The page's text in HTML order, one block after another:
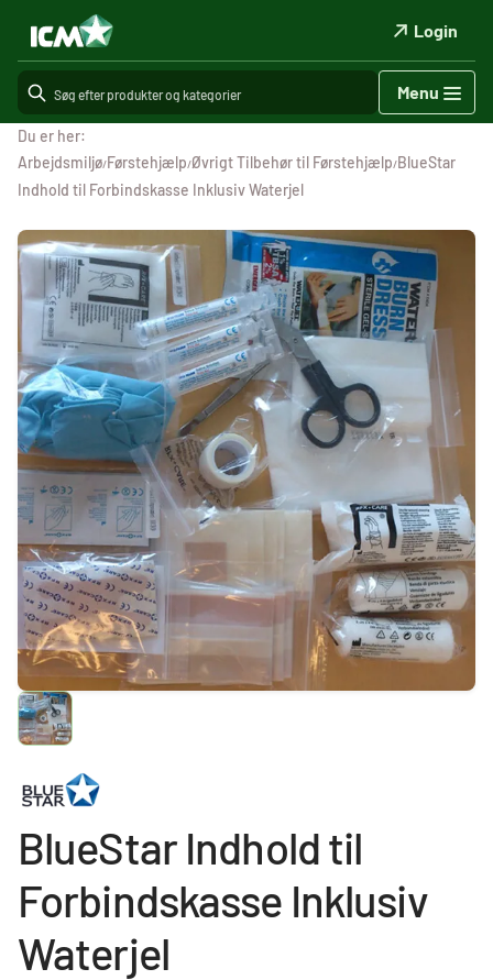
Login
Menu
Du er her:
Arbejdsmiljø/Førstehjælp/Øvrigt Tilbehør til Førstehjælp/BlueStar
Indhold til Forbindskasse Inklusiv Waterjel
BlueStar Indhold til
Forbindskasse Inklusiv
Waterjel